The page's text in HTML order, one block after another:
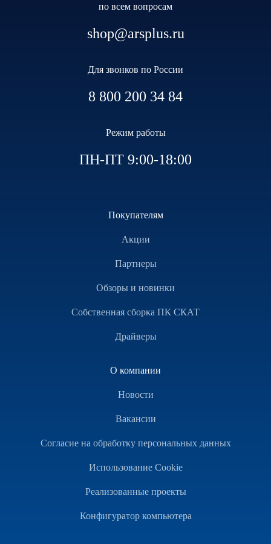
по всем вопросам
shop@arsplus.ru
Для звонков по России
8 800 200 34 84
Режим работы
ПН-ПТ 9:00-18:00
Покупателям
Акции
Партнеры
Обзоры и новинки
Собственная сборка ПК СКАТ
Драйверы
О компании
Новости
Вакансии
Согласие на обработку персональных данных
Использование Cookie
Реализованные проекты
Конфигуратор компьютера